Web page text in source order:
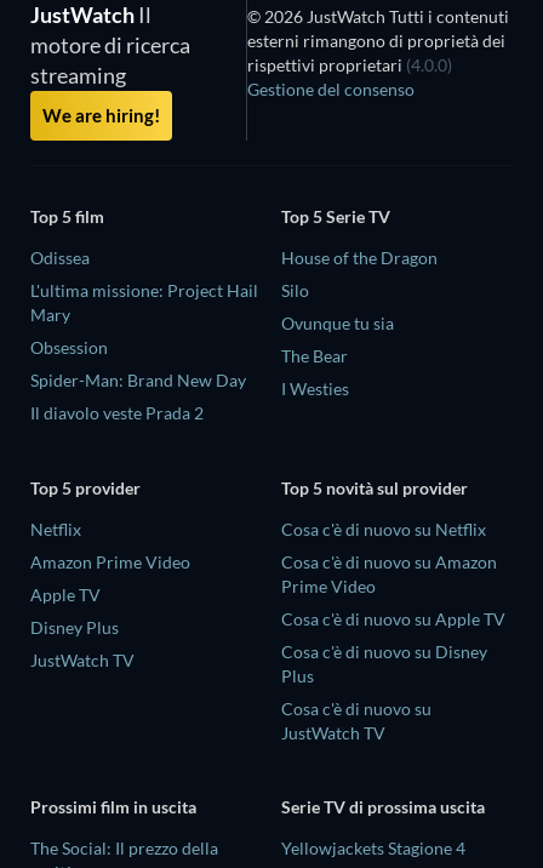
JustWatch Il
motore di ricerca
streaming
We are hiring!
© 2026 JustWatch Tutti i contenuti
esterni rimangono di proprietà dei
rispettivi proprietari (4.0.0)
Gestione del consenso
Top 5 film
Odissea
L'ultima missione: Project Hail
Mary
Obsession
Spider-Man: Brand New Day
Il diavolo veste Prada 2
Top 5 Serie TV
House of the Dragon
Silo
Ovunque tu sia
The Bear
I Westies
Top 5 provider
Netflix
Amazon Prime Video
Apple TV
Disney Plus
JustWatch TV
Top 5 novità sul provider
Cosa c'è di nuovo su Netflix
Cosa c'è di nuovo su Amazon
Prime Video
Cosa c'è di nuovo su Apple TV
Cosa c'è di nuovo su Disney
Plus
Cosa c'è di nuovo su
JustWatch TV
Prossimi film in uscita
The Social: Il prezzo della
Serie TV di prossima uscita
Yellowjackets Stagione 4